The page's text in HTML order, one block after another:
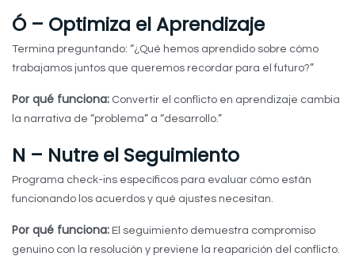
Ó – Optimiza el Aprendizaje
Termina preguntando: “¿Qué hemos aprendido sobre cómo
trabajamos juntos que queremos recordar para el futuro?”
Por qué funciona: Convertir el conflicto en aprendizaje cambia
la narrativa de “problema” a “desarrollo.”
N – Nutre el Seguimiento
Programa check-ins específicos para evaluar cómo están
funcionando los acuerdos y qué ajustes necesitan.
Por qué funciona: El seguimiento demuestra compromiso
genuino con la resolución y previene la reaparición del conflicto.